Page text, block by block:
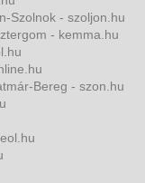
Szolnok - szoljon.hu
- kemma.hu
Bereg - szon.hu